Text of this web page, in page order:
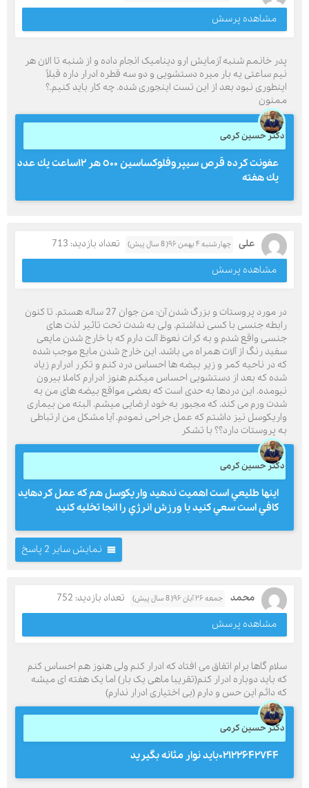
مشاهده پرسش
پدر خانمم شنبه آزمایش ارو دینامیک انجام داده و از شنبه تا الان هر
نیم ساعتی یه بار میره دستشویی و دو سه قطره ادرار داره قبلاً
اینطوری نبود بعد از این تست اینجوری شده. چه کار باید کنیم.؟
ممنون
دکتر حسین کرمی
عفونت كرده قرص سيپروفلوكساسين ٥٠٠ هر ١٢ساعت يك عدد
يك هفته
علی چهارشنبه ۴ بهمن ۹۶( 8 سال پیش)
تعداد بازدید: 713
مشاهده پرسش
در مورد پروستات و بزرگ شدن آن: من جوان 27 ساله هستم. تا کنون
رابطه جنسی با کسی نداشتم. ولی به شدت تحت تاثیر لذت های
جنسی واقع شدم و به کرات نعوظ آلت دارم که با خارج شدن مایعی
سفید رنگ از آلات همراه می باشد. این خارج شدن مایع موجب شده
که در ناحیه کمر و زیر بیضه ها احساس درد کنم و تکرر ادرارم زیاد
شده که بعد از دستشویی احساس میکنم هنوز ادرارم کاملا بیرون
نیومده. این دردها به حدی است که بعضی مواقع بیضه های من به
شدت ورم می کند. که مجبور به خود ارضایی میشم. البته من بیماری
واریکوسل نیز داشتم که عمل جراحی نمودم. آیا مشکل من ارتباطی
به پروستات دارد؟؟ با تشکر
دکتر حسین کرمی
اينها طليعي است اهميت ندهيد واريكوسل هم كه عمل كردهايد
كافي است سعي كنيد با ورزش انرژي را انجا تخليه كنيد
نمایش سایر 2 پاسخ
محمد جمعه ۲۶ آبان ۹۶( 8 سال پیش)
تعداد بازدید: 752
مشاهده پرسش
سلام گاها برام اتفاق می افتاد که ادرار کنم ولی هنوز هم احساس کنم
که باید دوباره ادرار کنم(تقریبا ماهی یک بار) اما یک هفته ای میشه
که دائم این حس و دارم (بی اختیاری ادرار ندارم)
دکتر حسین کرمی
۰۲۱۲۲۶۴۲۷۴۴باید نوار مثانه بگیرید